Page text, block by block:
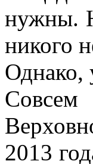
нужны.
никого
Однако,
Совсем
2013